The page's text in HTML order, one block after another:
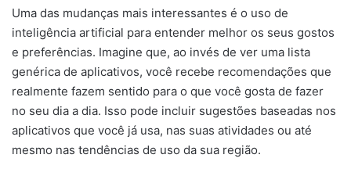
Uma das mudanças mais interessantes é o uso de
inteligência artificial para entender melhor os seus gostos
e preferências. Imagine que, ao invés de ver uma lista
genérica de aplicativos, você recebe recomendações que
realmente fazem sentido para o que você gosta de fazer
no seu dia a dia. Isso pode incluir sugestões baseadas nos
aplicativos que você já usa, nas suas atividades ou até
mesmo nas tendências de uso da sua região.